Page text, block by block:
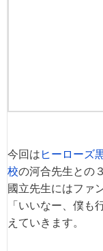
今回は ヒーローズ
校の河合先生との
國立先生にはファ
「いいなー、僕も
えていきます。